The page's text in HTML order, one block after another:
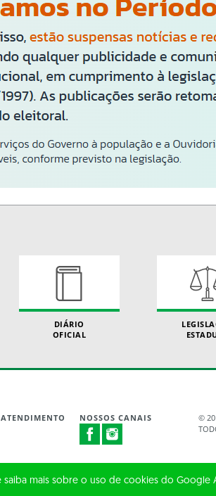
DIÁRIO
OFICIAL
NOSSOS CANAIS
©
saiba mais sobre o uso de cookies do Google